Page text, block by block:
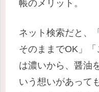
帳のメリット。
ネット検索だと、
そのままでOK」
は濃いから、醤油
いう想いがあって